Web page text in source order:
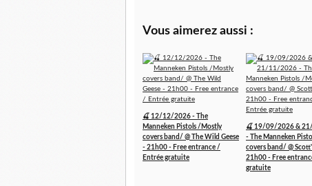
Vous aimerez aussi :
🍒 12/12/2026 - The
Manneken Pistols /Mostly
covers band/ @ The Wild Geese
- 21h00 - Free entrance /
Entrée gratuite
🍒 19/09/2026 &
- The Manneken
covers band/ @
21h00 - Free
gratuite